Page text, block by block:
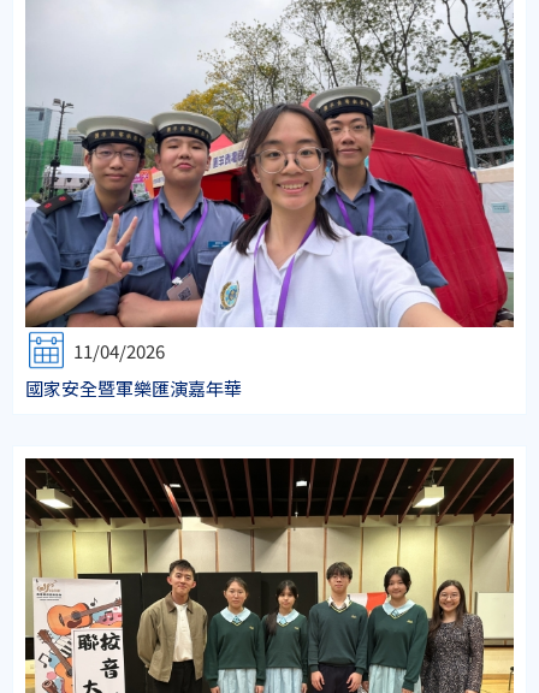
11/04/2026
國家安全暨軍樂匯演嘉年華